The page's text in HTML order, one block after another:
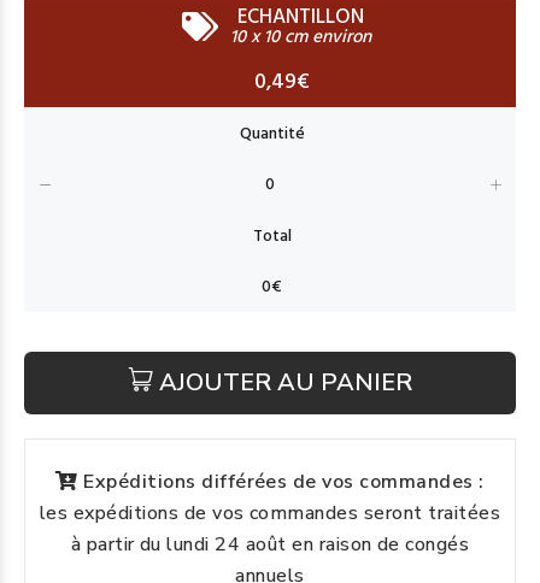
ECHANTILLON
10 x 10 cm environ
0,49€
AJOUTER AU PANIER
Expéditions différées de vos commandes :
les expéditions de vos commandes seront traitées
à partir du lundi 24 août en raison de congés
annuels